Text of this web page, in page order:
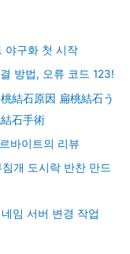
야구화 첫 시작
방법, 오류 코드 123!
結石原因 扁桃結石う
石手術
바이트의 리뷰
개 도시락 반찬 만드
임 서버 변경 작업